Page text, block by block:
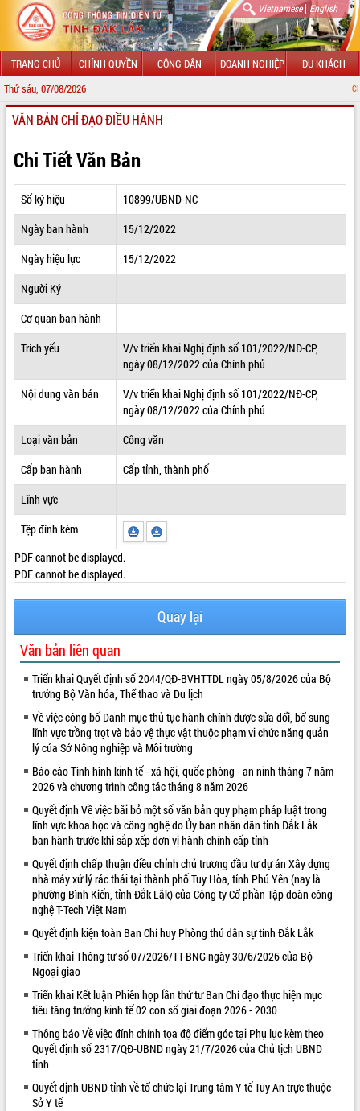
Vietnamese| English
TRANG CHỦ CHÍNH QUYỀN CÔNG DÂN DOANH NGHIỆP DU KHÁCH
Thứ sáu, 07/08/2026 CHÀO MỪNG
GIỚI THIỆU
LÃNH ĐẠO UBND TỈNH
TIN TỨC SỰ KIỆN
SỞ, BAN, NGÀNH
THÔNG TIN CHỈ ĐẠO ĐIỀU HÀNH
HỆ THỐNG VĂN BẢN
VĂN BẢN HĐND TỈNH
ĐIỂM TIN VĂN BẢN
VIDEO
Loading the player...
Khám bệnh, cấp phát thuốc miễn phí
và tặng quà người dân xã Cư Pui
Hội nghị UBND tỉnh Đắk Lắk thường kỳ
Lễ truy tặng danh hiệu “Bà Mẹ Việt
Nam Anh hùng” và trao Huân chương
Lao động
vụ 6 tháng cuối năm 2026
Kỳ họp thứ Hai, Hội đồng nhân dân
tỉnh khóa XI quyết nghị nhiều nội dung
quan trọng
Bí thư Tỉnh ủy Lương Nguyễn Minh
Triết thăm, tặng quà người có công với
cách mạng
Rà soát, hoàn thiện hệ thống thiết chế
văn hóa, thể thao đáp ứng yêu cầu
phát triển mới
ALBUM ẢNH
LIÊN KẾT WEB
VĂN BẢN CHỈ ĐẠO ĐIỀU HÀNH
Chi Tiết Văn Bản
Số ký hiệu
10899/UBND-NC
Ngày ban hành
15/12/2022
Ngày hiệu lực
15/12/2022
Người Ký
Cơ quan ban hành
Trích yếu
V/v triển khai Nghị định số 101/2022/NĐ-CP,
ngày 08/12/2022 của Chính phủ
Nội dung văn bản
V/v triển khai Nghị định số 101/2022/NĐ-CP,
ngày 08/12/2022 của Chính phủ
Loại văn bản
Công văn
Cấp ban hành
Cấp tỉnh, thành phố
Lĩnh vực
Tệp đính kèm
PDF cannot be displayed.
PDF cannot be displayed.
Quay lại
Văn bản liên quan
Triển khai Quyết định số 2044/QĐ-BVHTTDL ngày 05/8/2026 của Bộ
trưởng Bộ Văn hóa, Thể thao và Du lịch
Về việc công bố Danh mục thủ tục hành chính được sửa đổi, bổ sung
lĩnh vực trồng trọt và bảo vệ thực vật thuộc phạm vi chức năng quản
lý của Sở Nông nghiệp và Môi trường
Báo cáo Tình hình kinh tế - xã hội, quốc phòng - an ninh tháng 7 năm
2026 và chương trình công tác tháng 8 năm 2026
Quyết định Về việc bãi bỏ một số văn bản quy phạm pháp luật trong
lĩnh vực khoa học và công nghệ do Ủy ban nhân dân tỉnh Đắk Lắk
ban hành trước khi sắp xếp đơn vị hành chính cấp tỉnh
Quyết định chấp thuận điều chỉnh chủ trương đầu tư dự án Xây dựng
nhà máy xử lý rác thải tại thành phố Tuy Hòa, tỉnh Phú Yên (nay là
phường Bình Kiến, tỉnh Đắk Lắk) của Công ty Cổ phần Tập đoàn công
nghệ T-Tech Việt Nam
Quyết định kiện toàn Ban Chỉ huy Phòng thủ dân sự tỉnh Đắk Lắk
Triển khai Thông tư số 07/2026/TT-BNG ngày 30/6/2026 của Bộ
Ngoại giao
Triển khai Kết luận Phiên họp lần thứ tư Ban Chỉ đạo thực hiện mục
tiêu tăng trưởng kinh tế 02 con số giai đoạn 2026 - 2030
Thông báo Về việc đính chính tọa độ điểm góc tại Phụ lục kèm theo
Quyết định số 2317/QĐ-UBND ngày 21/7/2026 của Chủ tịch UBND
tỉnh
Quyết định UBND tỉnh về tổ chức lại Trung tâm Y tế Tuy An trực thuộc
Sở Y tế